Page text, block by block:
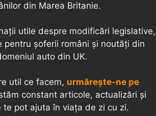
din Marea Britanie.
utile despre modificări legislative,
pentru șoferii români și noutăți din
auto din UK.
util ce facem, urmărește-ne pe
constant articole, actualizări și
te pot ajuta în viața de zi cu zi.